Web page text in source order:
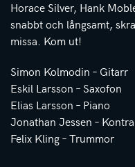
Horace Silver, Hank
snabbt och långsamt,
missa. Kom ut!
Simon Kolmodin – Gitarr
Eskil Larsson – Saxofon
Elias Larsson – Piano
Jonathan Jessen –
Felix Kling – Trummor